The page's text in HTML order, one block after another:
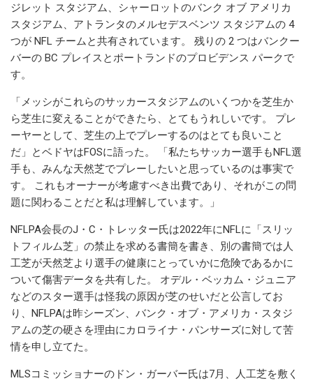
ジレット スタジアム、シャーロットのバンク オブ アメリカ
スタジアム、アトランタのメルセデスベンツ スタジアムの 4
つが NFL チームと共有されています。 残りの 2 つはバンクー
バーの BC プレイスとポートランドのプロビデンス パークで
す。
「メッシがこれらのサッカースタジアムのいくつかを芝生か
ら芝生に変えることができたら、とてもうれしいです。 プレ
ーヤーとして、芝生の上でプレーするのはとても良いこと
だ」とベドヤはFOSに語った。 「私たちサッカー選手もNFL選
手も、みんな天然芝でプレーしたいと思っているのは事実で
す。 これもオーナーが考慮すべき出費であり、それがこの問
題に関わることだと私は理解しています。」
NFLPA会長のJ・C・トレッター氏は2022年にNFLに「スリッ
トフィルム芝」の禁止を求める書簡を書き、別の書簡では人
工芝が天然芝より選手の健康にとっていかに危険であるかに
ついて傷害データを共有した。 オデル・ベッカム・ジュニア
などのスター選手は怪我の原因が芝のせいだと公言してお
り、NFLPAは昨シーズン、バンク・オブ・アメリカ・スタジ
アムの芝の硬さを理由にカロライナ・パンサーズに対して苦
情を申し立てた。
MLSコミッショナーのドン・ガーバー氏は7月、人工芝を敷く